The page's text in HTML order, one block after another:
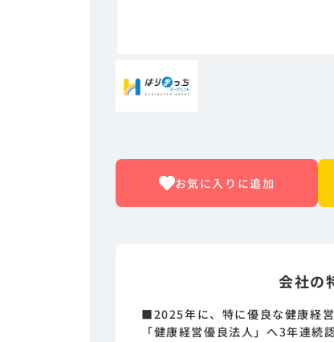
お気に入りに追加
会社の
■2025年に、特に優良な健康経
「健康経営優良法人」へ3年連続